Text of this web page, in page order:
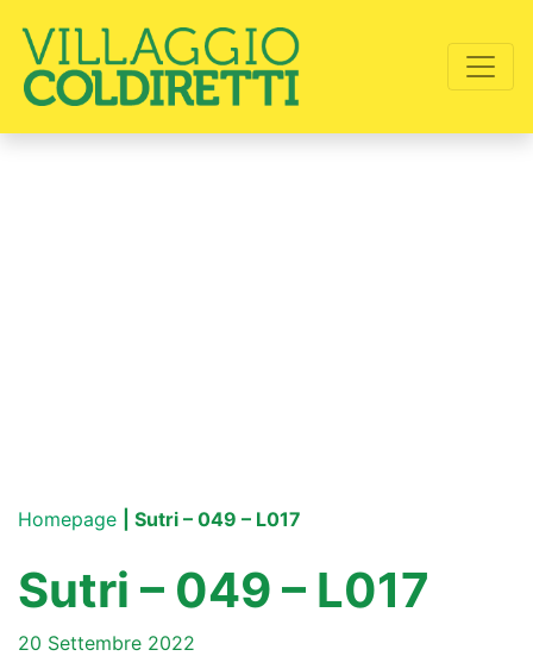
Homepage | Sutri – 049 – L017
Sutri – 049 – L017
20 Settembre 2022